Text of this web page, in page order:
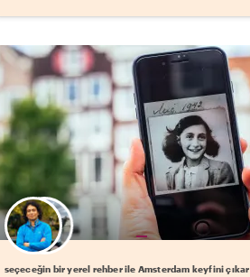
Favori yerel rehberini seç
seçeceğin bir yerel rehber ile Amsterdam keyfini çıkar